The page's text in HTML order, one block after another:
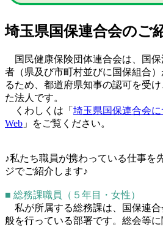
埼玉県国保連合会のご
国民健康保険団体連合会は、国
者（県及び市町村並びに国保組合
るため、都道府県知事の認可を受
た法人です。
くわしくは「 埼玉県国保連合会
Web 」をご覧ください。
♪私たち職員が携わっている仕事を
ジでご紹介します♪
■ 総務課職員（５年目・女性）
私が所属する総務課は、国保連
般を行っている部署です。総会等